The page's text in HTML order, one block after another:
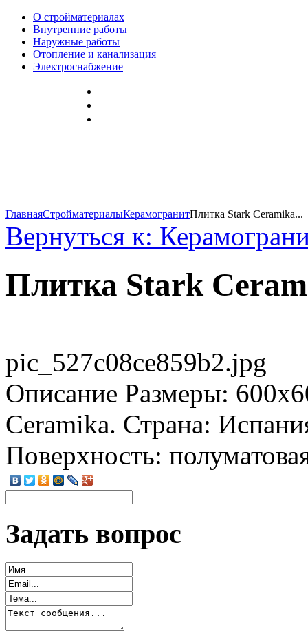
О стройматериалах
Внутренние работы
Наружные работы
Отопление и канализация
Электроснабжение
ГлавнаяСтройматериалыКерамогранитПлитка Stark Ceramika...
Вернуться к:
Плитка Stark
pic_527c08ce859b2.jpg
Описание Размеры:
Ceramika. Страна:
Поверхность:
Задать вопрос